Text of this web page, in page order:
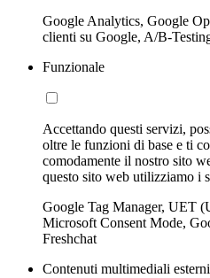
Google Analytics, Google
clienti su Google, A/B-
Funzionale
Accettando questi servizi,
oltre le funzioni di base e ti
comodamente il nostro sito
questo sito web utilizziamo i
Google Tag Manager, UET
Microsoft Consent Mode,
Freshchat
Contenuti multimediali esterni